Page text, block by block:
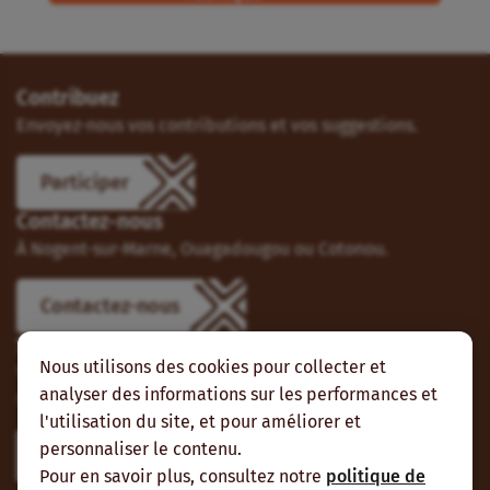
Nous utilisons des cookies pour collecter et
analyser des informations sur les performances et
l'utilisation du site, et pour améliorer et
personnaliser le contenu.
Pour en savoir plus, consultez notre politique de
Contribuez
Envoyez-nous vos contributions et vos suggestions.
Participer
Contactez-nous
À Nogent-sur-Marne, Ouagadougou ou Cotonou.
Contactez-nous
Suivez-nous
Vous pouvez aussi vous abonner à nos flux RSS et nous
suivre sur les réseaux sociaux.